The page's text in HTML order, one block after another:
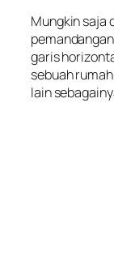
Mungkin saja
garis
sebuah
lain